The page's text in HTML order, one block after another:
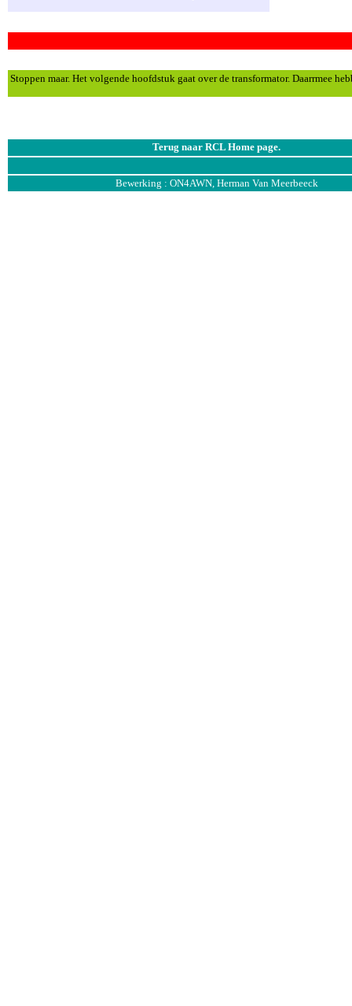
Stoppen maar. Het volgende hoofdstuk gaat over de transformator. Daarrmee
Terug naar RCL Home page.
Bewerking : ON4AWN, Herman Van Meerbeeck